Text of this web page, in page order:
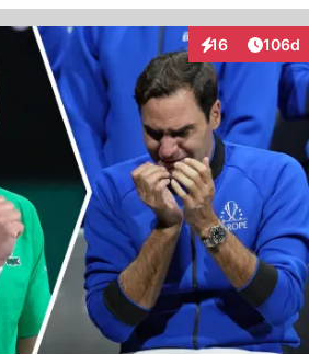
16
Interaktionen
106d